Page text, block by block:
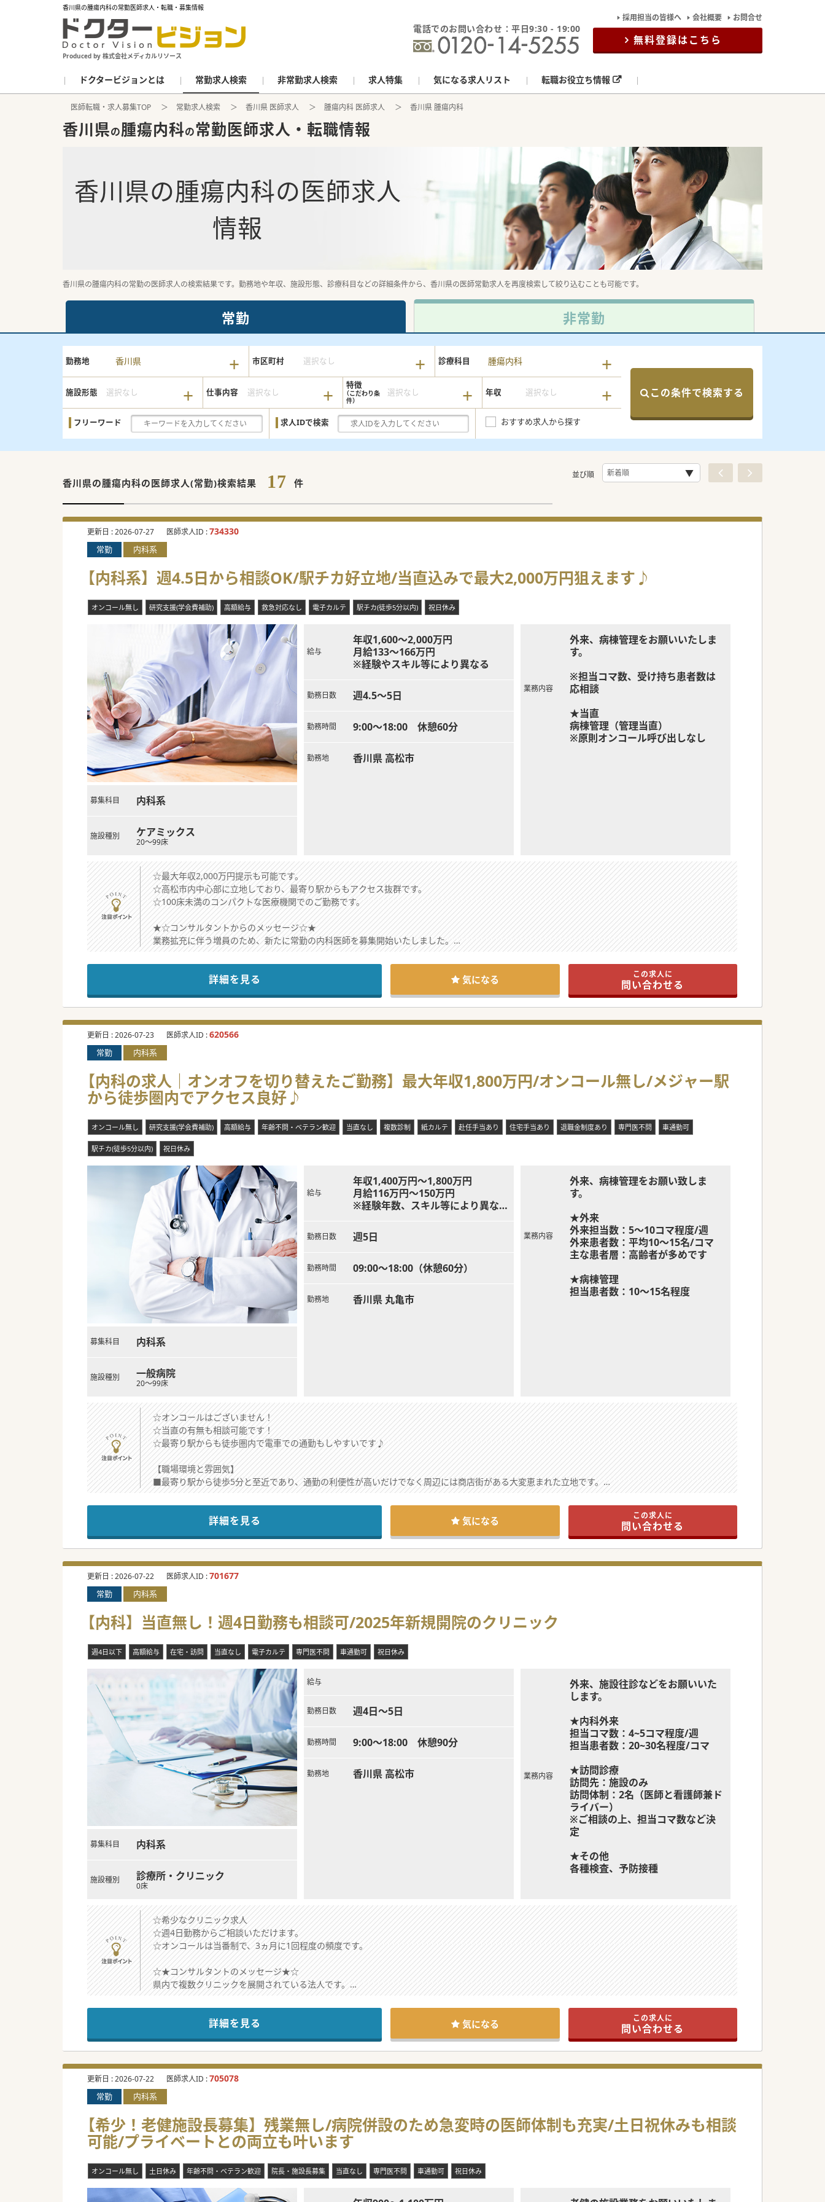
香川県の腫瘍内科の常勤医師求人・転職・募集情報
Produced by 株式会社メディカルリソース
電話でのお問い合わせ：平日9:30 - 19:00
採用担当の皆様へ 会社概要 お問合せ
無料登録はこちら
ドクタービジョンとは 常勤求人検索 非常勤求人検索 求人特集 気になる求人リスト 転職お役立ち情報
医師転職・求人募集TOP 常勤求人検索 香川県 医師求人 腫瘍内科 医師求人 香川県 腫瘍内科
香川県の腫瘍内科の常勤医師求人・転職情報
香川県の腫瘍内科の医師求人
情報
香川県の腫瘍内科の常勤の医師求人の検索結果です。勤務地や年収、施設形態、診療科目などの詳細条件から、香川県の医師常勤求人を再度検索して絞り込むことも可能です。
常勤 非常勤
勤務地 香川県 市区町村 選択なし 診療科目 腫瘍内科
施設形態 選択なし 仕事内容 選択なし
特徴
選択なし 年収 選択なし
フリーワード 求人IDで検索 おすすめ求人から探す
この条件で検索する
香川県の腫瘍内科の医師求人(常勤)検索結果 17 件
並び順
更新日 :2026-07-27 医師求人ID :734330
常勤 内科系
【内科系】週4.5日から相談OK/駅チカ好立地/当直込みで最大2,000万円狙えます♪
オンコール無し 研究支援(学会費補助) 高額給与 救急対応なし 電子カルテ 駅チカ(徒歩5分以内) 祝日休み
募集科目 内科系
施設種別 ケアミックス
20～99床
給与
年収1,600～2,000万円
月給133～166万円
※経験やスキル等により異なる
勤務日数 週4.5～5日
勤務時間 9:00～18:00 休憩60分
勤務地 香川県 高松市
業務内容
外来、病棟管理をお願いいたしま
す。
※担当コマ数、受け持ち患者数は
応相談
★当直
病棟管理（管理当直）
※原則オンコール呼び出しなし
☆最大年収2,000万円提示も可能です。
☆高松市内中心部に立地しており、最寄り駅からもアクセス抜群です。
☆100床未満のコンパクトな医療機関でのご勤務です。
★☆コンサルタントからのメッセージ☆★
業務拡充に伴う増員のため、新たに常勤の内科医師を募集開始いたしました。
原則オンコール対応はございません！
お気軽にお問合せ下さい。
#秋入職可
詳細を見る 気になる この求人に
問い合わせる
更新日 :2026-07-23 医師求人ID :620566
常勤 内科系
【内科の求人｜オンオフを切り替えたご勤務】最大年収1,800万円/オンコール無し/メジャー駅
から徒歩圏内でアクセス良好♪
オンコール無し 研究支援(学会費補助) 高額給与 年齢不問・ベテラン歓迎 当直なし 複数診制 紙カルテ 赴任手当あり 住宅手当あり 退職金制度あり 専門医不問 車通勤可
駅チカ(徒歩5分以内) 祝日休み
募集科目 内科系
施設種別 一般病院
20～99床
給与
年収1,400万円～1,800万円
月給116万円～150万円
※経験年数、スキル等により異なる
当直代は別途支給（40,000円/回）
勤務日数 週5日
勤務時間 09:00～18:00（休憩60分）
勤務地 香川県 丸亀市
業務内容
外来、病棟管理をお願い致しま
す。
★外来
外来担当数：5～10コマ程度/週
外来患者数：平均10～15名/コマ
主な患者層：高齢者が多めです
★病棟管理
担当患者数：10～15名程度
☆オンコールはございません！
☆当直の有無も相談可能です！
☆最寄り駅からも徒歩圏内で電車での通勤もしやすいです♪
【職場環境と雰囲気】
■最寄り駅から徒歩5分と至近であり、通勤の利便性が高いだけでなく周辺には商店街がある大変恵まれた立地です。
■理事長は後進の教育にも熱心で非常に温厚な人柄であり、医師同士やスタッフが互いに尊重し合える風土がございます。
■毎週木曜日の午後は休診となるため、週4.5日勤務というゆとりを持った働き方を選択することも可能で、私生活も充実できます。
■一般内科外来を週に5コマから10コマ程度担当し、地域の高齢患者様を中心に1コマ平均10名から15名を診察していただきます。
■病棟管理では高齢者の慢性疾患を主として10名から15名程度を受け持ち、主治医として一人ひとりに寄り添った診療を行っていただきます。
■産婦人科を標榜している医療機関ですが、産婦人科の患者様への対応は特に無く、内科医としてのスキルを活かせる環境です。
【募集背景】
■現在は休床中となっている病床の復活を計画しており、その中核を担っていただけるような内科医を幅広く求めていらしゃいます。
#秋入職可
詳細を見る 気になる この求人に
問い合わせる
更新日 :2026-07-22 医師求人ID :701677
常勤 内科系
【内科】当直無し！週4日勤務も相談可/2025年新規開院のクリニック
週4日以下 高額給与 在宅・訪問 当直なし 電子カルテ 専門医不問 車通勤可 祝日休み
募集科目 内科系
施設種別 診療所・クリニック
0床
給与
勤務日数 週4日～5日
勤務時間 9:00～18:00 休憩90分
勤務地 香川県 高松市 業務内容
外来、施設往診などをお願いいた
します。
★内科外来
担当コマ数：4~5コマ程度/週
担当患者数：20~30名程度/コマ
★訪問診療
訪問先：施設のみ
訪問体制：2名（医師と看護師兼ド
ライバー）
※ご相談の上、担当コマ数など決
定
★その他
各種検査、予防接種
☆希少なクリニック求人
☆週4日勤務からご相談いただけます。
☆オンコールは当番制で、3ヵ月に1回程度の頻度です。
☆★コンサルタントのメッセージ★☆
県内で複数クリニックを展開されている法人です。
内科系医師が不足しており、体制強化を図りたいご意向です。
ご興味がございましたら、是非お問い合わせください。
#秋入職可
詳細を見る 気になる この求人に
問い合わせる
更新日 :2026-07-22 医師求人ID :705078
常勤 内科系
【希少！老健施設長募集】残業無し/病院併設のため急変時の医師体制も充実/土日祝休みも相談
可能/プライベートとの両立も叶います
オンコール無し 土日休み 年齢不問・ベテラン歓迎 院長・施設長募集 当直なし 専門医不問 車通勤可 祝日休み